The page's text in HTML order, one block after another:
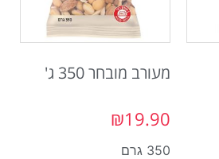
מעורב מובחר 350 ג'
₪19.90
350 גרם